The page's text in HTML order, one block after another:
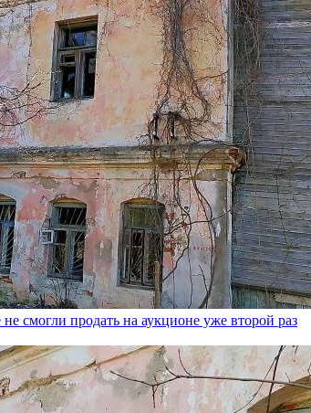
смогли продать на аукционе уже второй раз